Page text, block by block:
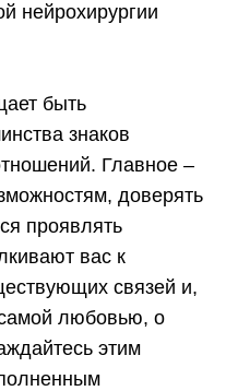
нейрохирургии
быть
знаков
Главное –
доверять
проявлять
вас к
связей и,
любовью, о
этим